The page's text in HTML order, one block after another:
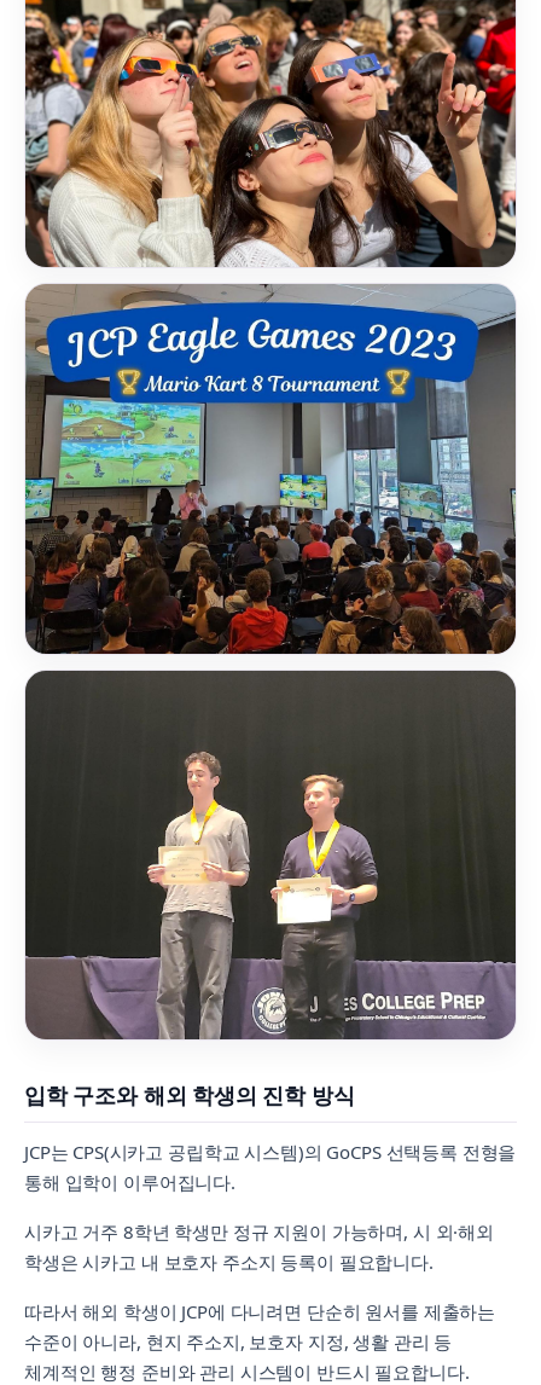
입학 구조와 해외 학생의 진학 방식
JCP는 CPS(시카고 공립학교 시스템)의 GoCPS 선택등록 전형을
통해 입학이 이루어집니다.
시카고 거주 8학년 학생만 정규 지원이 가능하며, 시 외·해외
학생은 시카고 내 보호자 주소지 등록이 필요합니다.
따라서 해외 학생이 JCP에 다니려면 단순히 원서를 제출하는
수준이 아니라, 현지 주소지, 보호자 지정, 생활 관리 등
체계적인 행정 준비와 관리 시스템이 반드시 필요합니다.